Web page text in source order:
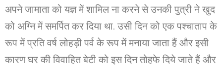
अपने जामाता को यज्ञ में शामिल ना करने से उनकी पुत्री ने खुद
को अग्नि में समर्पित कर दिया था. उसी दिन को एक पश्चाताप के
रूप में प्रति वर्ष लोहड़ी पर्व के रूप में मनाया जाता हैं और इसी
कारण घर की विवाहित बेटी को इस दिन तोहफे दिये जाते हैं और